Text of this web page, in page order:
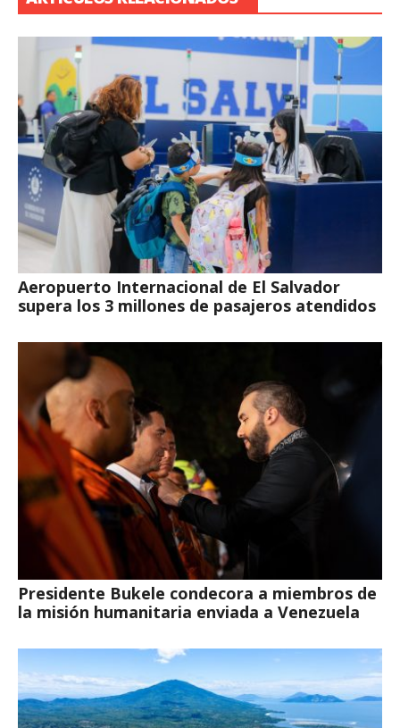
Aeropuerto Internacional de El Salvador
supera los 3 millones de pasajeros atendidos
Presidente Bukele condecora a miembros de
la misión humanitaria enviada a Venezuela